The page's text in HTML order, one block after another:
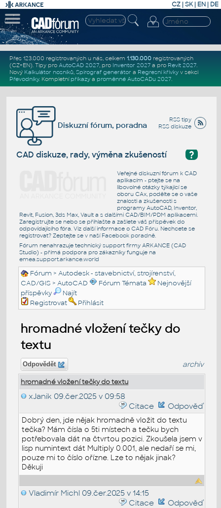
CZ | SK| EN | DE
Přes 123.000 registrovaných u nás, celkem 1.130.000registrovaných
(CZ+EN). Tipy pro AutoCAD 2027, pro Inventor 2027a pro Revit 2027.
Nový Kalkulátor nosníků, Spirograf generátor a Regresní křivkyv sekci
Převodníky. Kompletní příkazya proměnné AutoCADu 2027.
RSS tipy
RSS diskuze
Diskuzní fórum, poradna
?
CAD diskuze, rady, výměna zkušeností
Veřejné diskuzní fórum k CAD
aplikacím - ptejte se na
libovolné otázky týkající se
oboru CAx, podělte se o vaše
znalosti a zkušenosti s
programy AutoCAD, Inventor,
Revit, Fusion, 3ds Max, Vault a s dalšími CAD/BIM/PDM aplikacemi.
Zaregistrujte se nebo se přihlašte a zašlete váš příspěvek do
odpovídajícího fóra. Viz další informace o CAD Fóru. Nechcete se
registrovat? Zeptejte se v naší Facebook poradně.
Fórum nenahrazuje technický support firmy ARKANCE (CAD
Studio) - přímá podpora pro zákazníky funguje na
emea.support.arkance.world
Fórum >Autodesk - stavebnictví, strojírenství,
CAD/GIS >AutoCAD Fórum Témata
Nejnovější
příspěvky
Najít
Registrovat
Přihlásit
hromadné vložení tečky do
textu
Odpovědět archiv
hromadné vložení tečky do textu
xJanik 09.čer.2025 v 09:58
Citace
Odpověď
Dobrý den, jde nějak hromadně vložit do textu
tečka? Mám čísla o 5ti místech a tečku bych
potřebovala dát na čtvrtou pozici. Zkoušela jsem v
lisp numintext dát Multiply 0.001, ale nedaří se mi,
pouze mi to číslo ořízne. Lze to nějak jinak?
Děkuji
Vladimír Michl 09.čer.2025 v 14:15
Citace
Odpověď